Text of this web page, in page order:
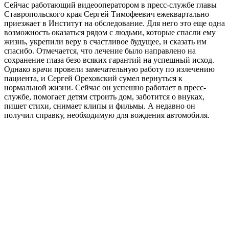
Сейчас работающий видеооператором в пресс-службе главы
Ставропольского края Сергей Тимофеевич ежеквартально
приезжает в Институт на обследование. Для него это еще одна
возможность оказаться рядом с людьми, которые спасли ему
жизнь, укрепили веру в счастливое будущее, и сказать им
спасибо. Отмечается, что лечение было направлено на
сохранение глаза безо всяких гарантий на успешный исход.
Однако врачи провели замечательную работу по излечению
пациента, и Сергей Ореховский сумел вернуться к
нормальной жизни. Сейчас он успешно работает в пресс-
службе, помогает детям строить дом, заботится о внуках,
пишет стихи, снимает клипы и фильмы. А недавно он
получил справку, необходимую для вождения автомобиля.